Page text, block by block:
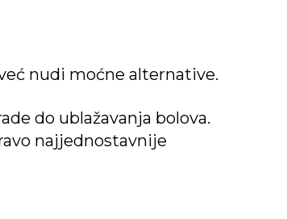
nudi moćne alternative.
do ublažavanja bolova.
najjednostavnije